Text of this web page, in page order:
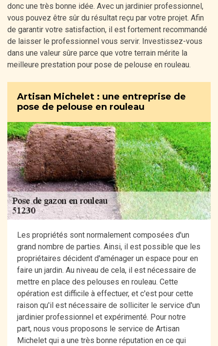
donc une très bonne idée. Avec un jardinier professionnel,
vous pouvez être sûr du résultat reçu par votre projet. Afin
de garantir votre satisfaction, il est fortement recommandé
de laisser le professionnel vous servir. Investissez-vous
dans une valeur sûre parce que votre terrain mérite la
meilleure prestation pour pose de pelouse en rouleau.
Artisan Michelet : une entreprise de
pose de pelouse en rouleau
Les propriétés sont normalement composées d'un
grand nombre de parties. Ainsi, il est possible que les
propriétaires décident d'aménager un espace pour en
faire un jardin. Au niveau de cela, il est nécessaire de
mettre en place des pelouses en rouleau. Cette
opération est difficile à effectuer, et c'est pour cette
raison qu'il est nécessaire de solliciter le service d'un
jardinier professionnel et expérimenté. Pour notre
part, nous vous proposons le service de Artisan
Michelet qui a une très bonne réputation en ce qui